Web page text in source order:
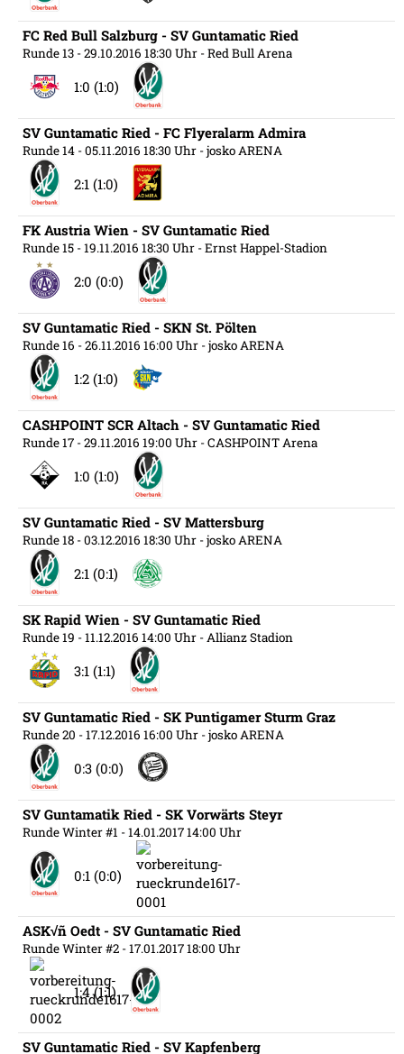
FC Red Bull Salzburg - SV Guntamatic Ried
Runde 13 - 29.10.2016 18:30 Uhr - Red Bull Arena
1:0 (1:0)
SV Guntamatic Ried - FC Flyeralarm Admira
Runde 14 - 05.11.2016 18:30 Uhr - josko ARENA
2:1 (1:0)
FK Austria Wien - SV Guntamatic Ried
Runde 15 - 19.11.2016 18:30 Uhr - Ernst Happel-Stadion
2:0 (0:0)
SV Guntamatic Ried - SKN St. Pölten
Runde 16 - 26.11.2016 16:00 Uhr - josko ARENA
1:2 (1:0)
CASHPOINT SCR Altach - SV Guntamatic Ried
Runde 17 - 29.11.2016 19:00 Uhr - CASHPOINT Arena
1:0 (1:0)
SV Guntamatic Ried - SV Mattersburg
Runde 18 - 03.12.2016 18:30 Uhr - josko ARENA
2:1 (0:1)
SK Rapid Wien - SV Guntamatic Ried
Runde 19 - 11.12.2016 14:00 Uhr - Allianz Stadion
3:1 (1:1)
SV Guntamatic Ried - SK Puntigamer Sturm Graz
Runde 20 - 17.12.2016 16:00 Uhr - josko ARENA
0:3 (0:0)
SV Guntamatik Ried - SK Vorwärts Steyr
Runde Winter #1 - 14.01.2017 14:00 Uhr
0:1 (0:0)
ASK√ñ Oedt - SV Guntamatic Ried
Runde Winter #2 - 17.01.2017 18:00 Uhr
1:4 (1:1)
SV Guntamatic Ried - SV Kapfenberg